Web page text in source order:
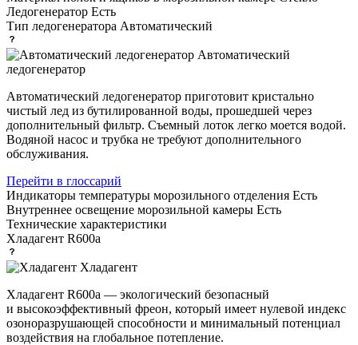
Ледогенератор Есть
Тип ледогенератора Автоматический
Автоматический
ледогенератор
Автоматический ледогенератор приготовит кристально
чистый лед из бутилированной воды, прошедшей через
дополнительный фильтр. Съемный лоток легко моется водой.
Водяной насос и трубка не требуют дополнительного
обслуживания.
Перейти в глоссарий
Индикаторы температуры морозильного отделения Есть
Внутреннее освещение морозильной камеры Есть
Технические характеристики
Хладагент R600a
Хладагент
Хладагент R600a — экологический безопасный
и высокоэффективный фреон, который имеет нулевой индекс
озоноразрушающей способности и минимальный потенциал
воздействия на глобальное потепление.